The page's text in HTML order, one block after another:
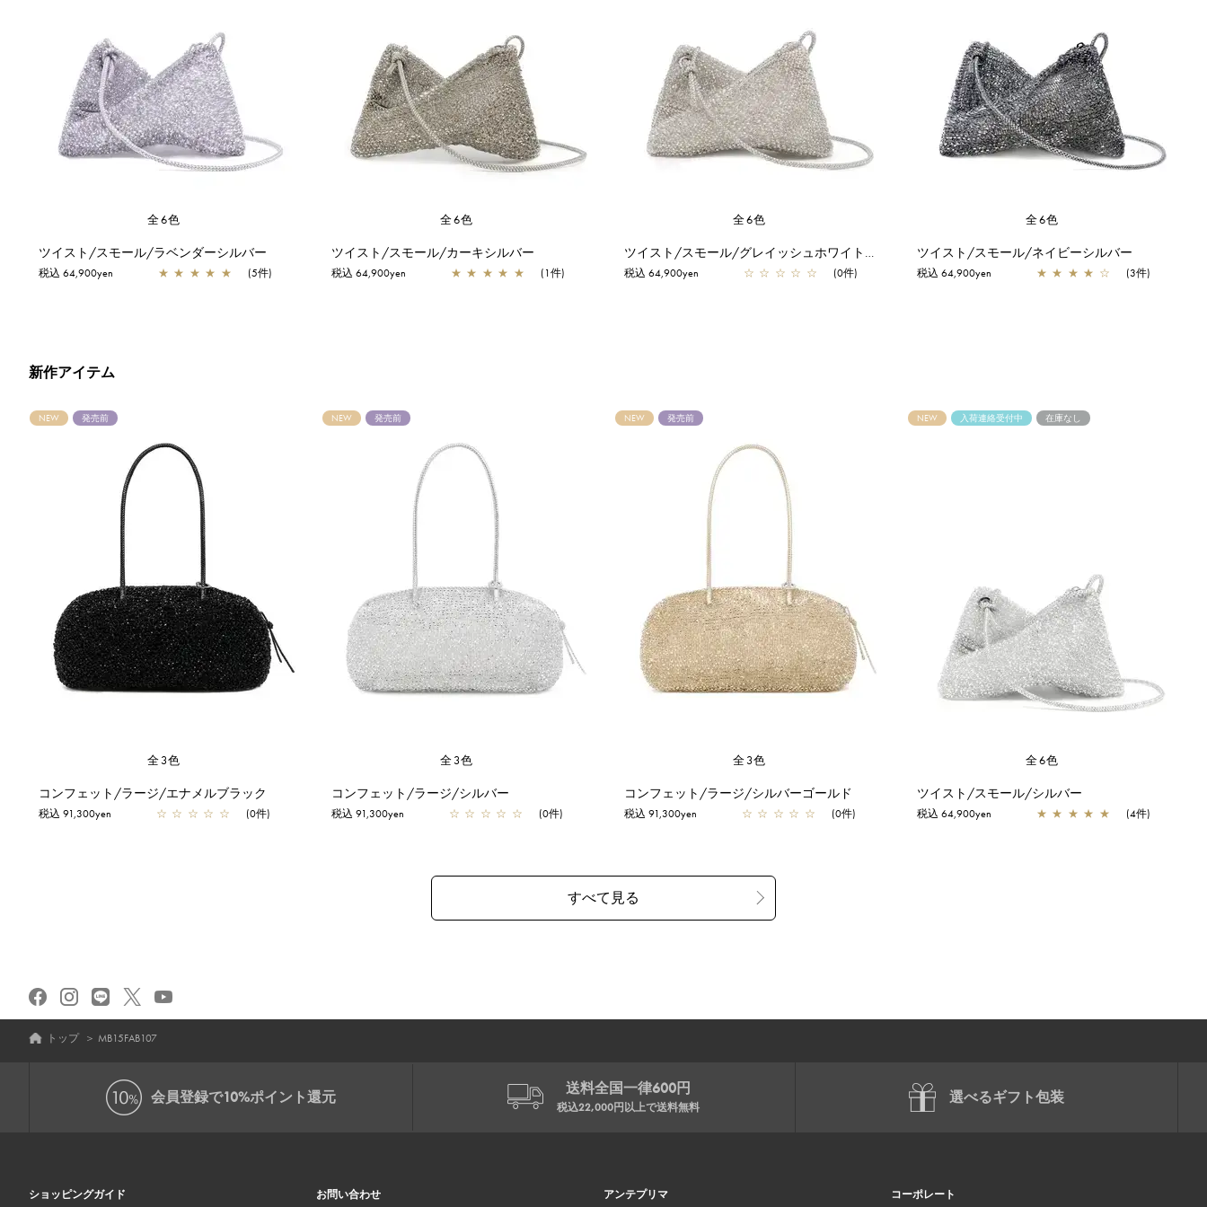
全6色
ツイスト/スモール/ラベンダーシルバー
税込 64,900yen ★ ★ ★ ★ ★ (5件)
全6色
ツイスト/スモール/カーキシルバー
税込 64,900yen ★ ★ ★ ★ ★ (1件)
全6色
ツイスト/スモール/グレイッシュホワイトシルバー
税込 64,900yen ☆ ☆ ☆ ☆ ☆ (0件)
全6色
ツイスト/スモール/ネイビーシルバー
税込 64,900yen ★ ★ ★ ★ ☆ (3件)
新作アイテム
NEW 発売前
全3色
コンフェット/ラージ/エナメルブラック
税込 91,300yen ☆ ☆ ☆ ☆ ☆ (0件)
NEW 発売前
全3色
コンフェット/ラージ/シルバー
税込 91,300yen ☆ ☆ ☆ ☆ ☆ (0件)
NEW 発売前
全3色
コンフェット/ラージ/シルバーゴールド
税込 91,300yen ☆ ☆ ☆ ☆ ☆ (0件)
NEW 入荷連絡受付中 在庫なし
全6色
ツイスト/スモール/シルバー
税込 64,900yen ★ ★ ★ ★ ★ (4件)
トップ ＞ MB15FAB107
会員登録で10%ポイント還元 送料全国一律600円
税込22,000円以上で送料無料
選べるギフト包装
ショッピングガイド お問い合わせ アンテプリマ コーポレート